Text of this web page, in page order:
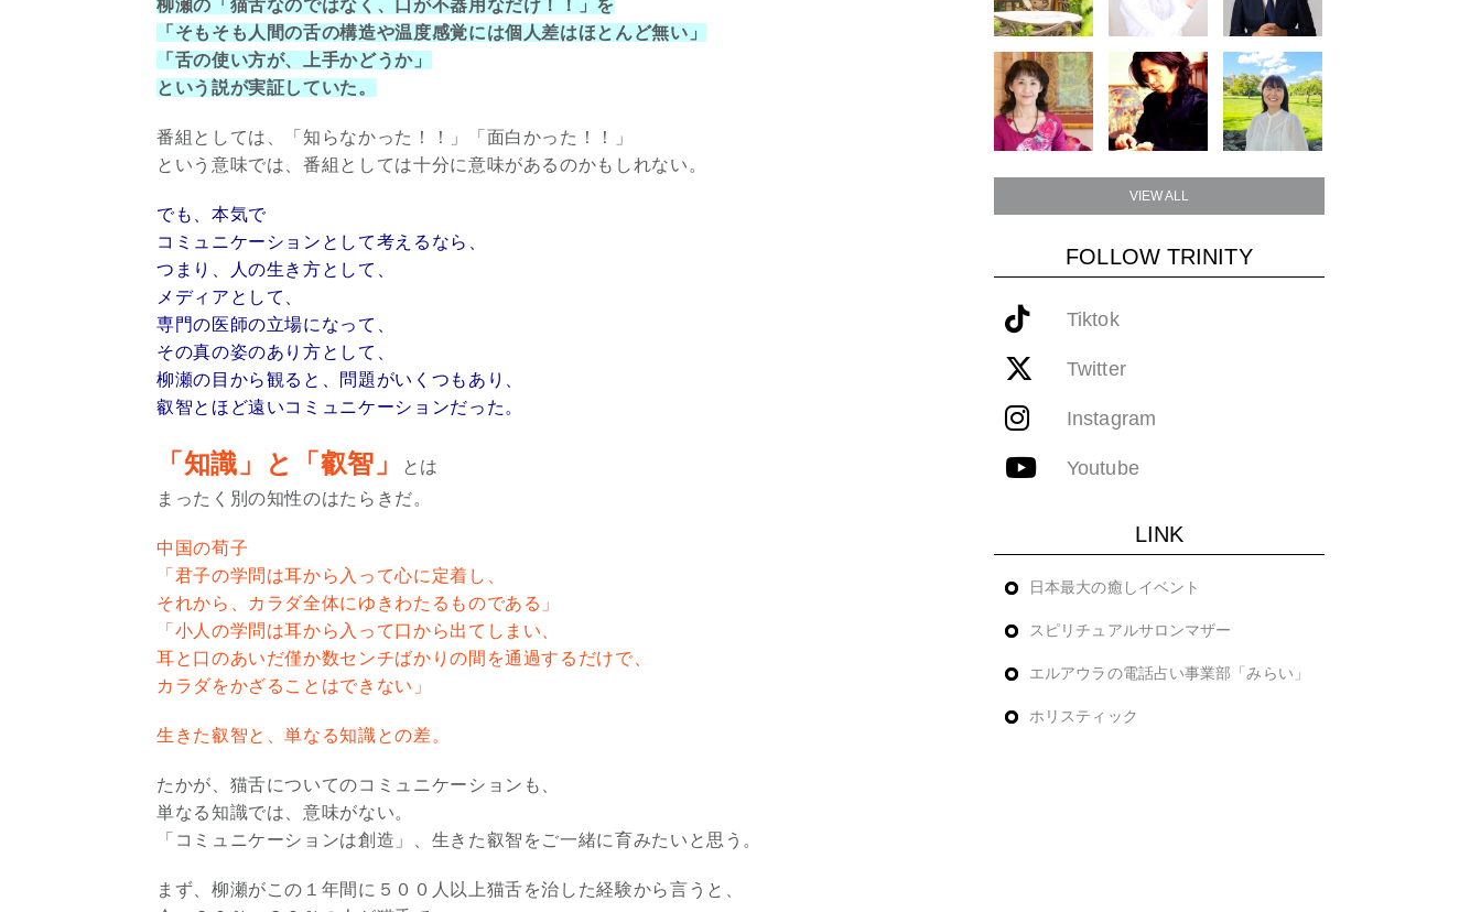
柳瀬の「猫舌なのではなく、口が不器用なだけ！！」を
「そもそも人間の舌の構造や温度感覚には個人差はほとんど無い」
「舌の使い方が、上手かどうか」
という説が実証していた。
番組としては、「知らなかった！！」「面白かった！！」
という意味では、番組としては十分に意味があるのかもしれない。
でも、本気で
コミュニケーションとして考えるなら、
つまり、人の生き方として、
メディアとして、
専門の医師の立場になって、
その真の姿のあり方として、
柳瀬の目から観ると、問題がいくつもあり、
叡智とほど遠いコミュニケーションだった。
「知識」と「叡智」
とは
まったく別の知性のはたらきだ。
中国の荀子
「君子の学問は耳から入って心に定着し、
それから、カラダ全体にゆきわたるものである」
「小人の学問は耳から入って口から出てしまい、
耳と口のあいだ僅か数センチばかりの間を通過するだけで、
カラダをかざることはできない」
生きた叡智と、単なる知識との差。
たかが、猫舌についてのコミュニケーションも、
単なる知識では、意味がない。
「コミュニケーションは創造」、生きた叡智をご一緒に育みたいと思う。
まず、柳瀬がこの１年間に５００人以上猫舌を治した経験から言うと、
VIEW ALL
FOLLOW TRINITY
Tiktok
Twitter
Instagram
Youtube
LINK
日本最大の癒しイベント
スピリチュアルサロンマザー
エルアウラの電話占い事業部「みらい」
ホリスティック